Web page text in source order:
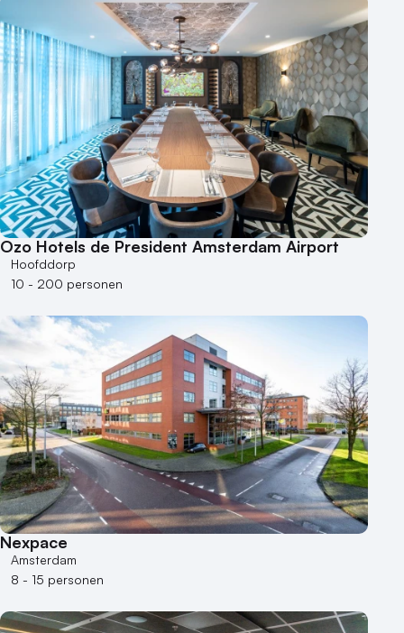
Ozo Hotels de President Amsterdam Airport
Hoofddorp
10 - 200 personen
Nexpace
Amsterdam
8 - 15 personen